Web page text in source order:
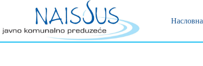
Насловна